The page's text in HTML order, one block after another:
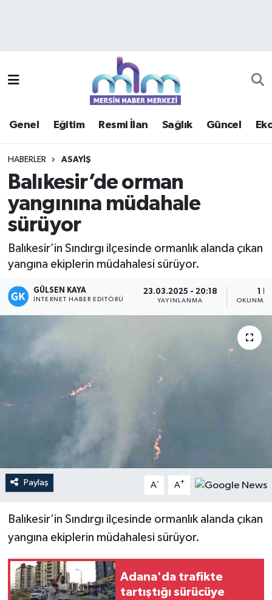
Genel Eğitim Resmi İlan Sağlık Güncel
HABERLER ASAYIŞ
Balıkesir’de orman
yangınına müdahale
sürüyor
Balıkesir’in Sındırgı ilçesinde ormanlık alanda çıkan
yangına ekiplerin müdahalesi sürüyor.
GÜLSEN KAYA
İNTERNET HABER EDITÖRÜ
23.03.2025 - 20:18
YAYINLANMA OKUNMA
Paylaş A- A+
Balıkesir’in Sındırgı ilçesinde ormanlık alanda çıkan
yangına ekiplerin müdahalesi sürüyor.
Adana'da trafikte
tartıştığı sürücüye
Güncel
Haberde insan
Kültür - Sanat
Magazin
Özel Haber
Sağlık
Sürmanşet
Teknoloji
Mersin Trafik Yoğunluk Haritası
Süper Lig Puan Durumu ve Fikstür
Haber Arşivi